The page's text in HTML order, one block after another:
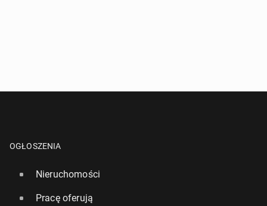
OGŁOSZENIA
Nieruchomości
Pracę oferują